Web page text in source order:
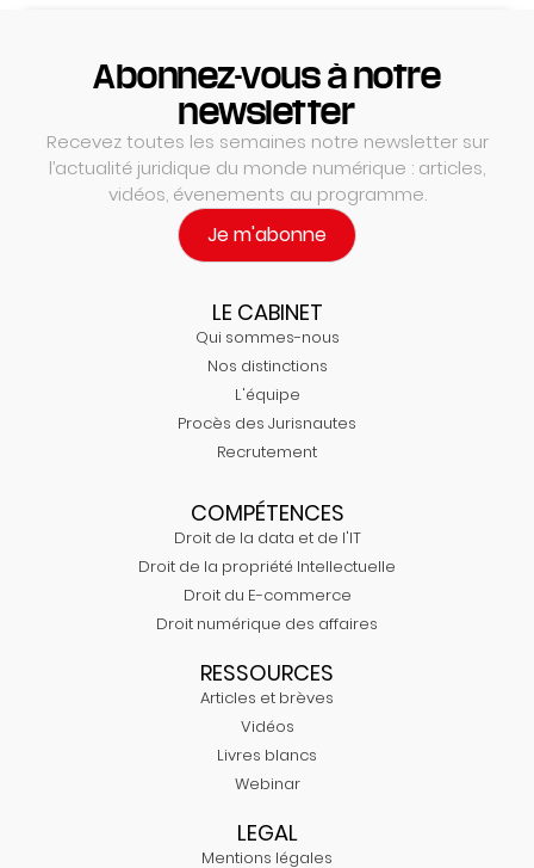
Abonnez-vous à notre
newsletter
Recevez toutes les semaines notre newsletter sur
l’actualité juridique du monde numérique : articles,
vidéos, évenements au programme.
Je m'abonne
LE CABINET
Qui sommes-nous
Nos distinctions
L'équipe
Procès des Jurisnautes
Recrutement
COMPÉTENCES
Droit de la data et de l'IT
Droit de la propriété Intellectuelle
Droit du E-commerce
Droit numérique des affaires
RESSOURCES
Articles et brèves
Vidéos
Livres blancs
Webinar
LEGAL
Mentions légales